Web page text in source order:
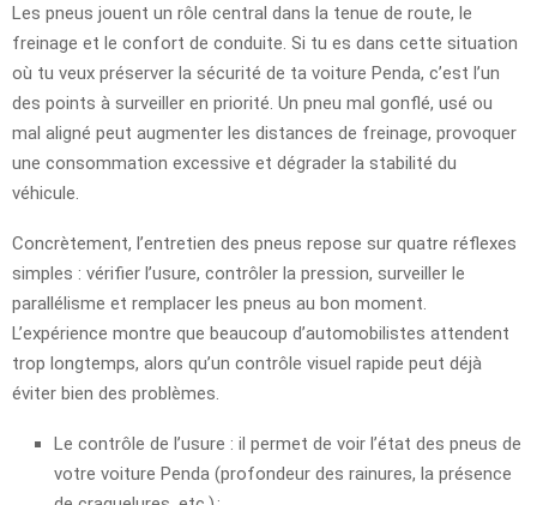
Les pneus jouent un rôle central dans la tenue de route, le
freinage et le confort de conduite. Si tu es dans cette situation
où tu veux préserver la sécurité de ta voiture Penda, c’est l’un
des points à surveiller en priorité. Un pneu mal gonflé, usé ou
mal aligné peut augmenter les distances de freinage, provoquer
une consommation excessive et dégrader la stabilité du
véhicule.
Concrètement, l’entretien des pneus repose sur quatre réflexes
simples : vérifier l’usure, contrôler la pression, surveiller le
parallélisme et remplacer les pneus au bon moment.
L’expérience montre que beaucoup d’automobilistes attendent
trop longtemps, alors qu’un contrôle visuel rapide peut déjà
éviter bien des problèmes.
Le contrôle de l’usure : il permet de voir l’état des pneus de
votre voiture Penda (profondeur des rainures, la présence